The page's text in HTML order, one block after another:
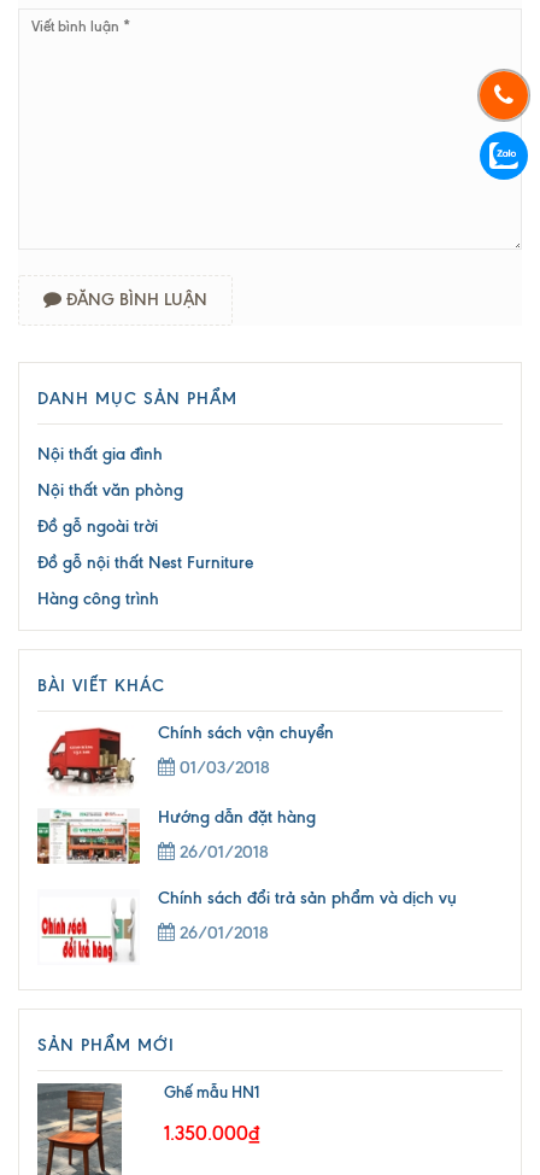
ĐĂNG BÌNH LUẬN
DANH MỤC SẢN PHẨM
Nội thất gia đình
Nội thất văn phòng
Đồ gỗ ngoài trời
Đồ gỗ nội thất Nest Furniture
Hàng công trình
BÀI VIẾT KHÁC
Chính sách vận chuyển
01/03/2018
Hướng dẫn đặt hàng
26/01/2018
Chính sách đổi trả sản phẩm và dịch vụ
26/01/2018
SẢN PHẨM MỚI
Ghế mẫu HN1
1.350.000₫